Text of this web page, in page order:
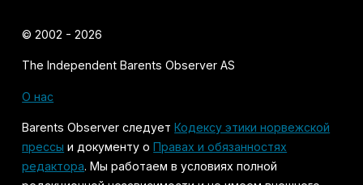
© 2002 - 2026
The Independent Barents Observer AS
О нас
Barents Observer следуетКодексу этики норвежской
прессы и документу оПравах и обязанностях
редактора. Мы работаем в условиях полной